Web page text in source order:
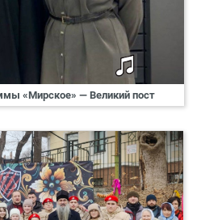
«Мирское» — Великий пост